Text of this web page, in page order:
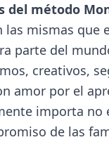
del método
las mismas que
parte del
creativos,
amor por el
importa no
de las